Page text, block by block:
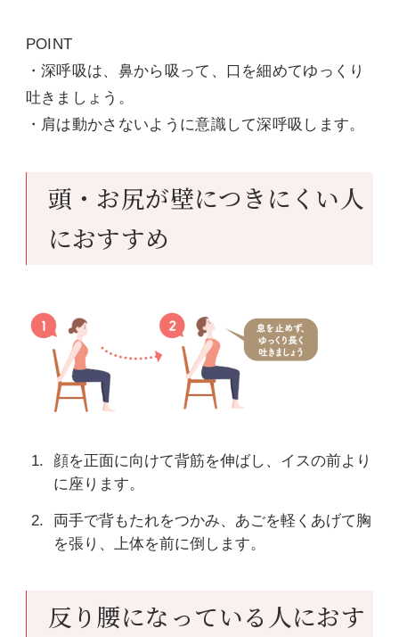
POINT
・深呼吸は、鼻から吸って、口を細めてゆっくり
吐きましょう。
・肩は動かさないように意識して深呼吸します。
頭・お尻が壁につきにくい人
におすすめ
顔を正面に向けて背筋を伸ばし、イスの前より
に座ります。
両手で背もたれをつかみ、あごを軽くあげて胸
を張り、上体を前に倒します。
反り腰になっている人におす